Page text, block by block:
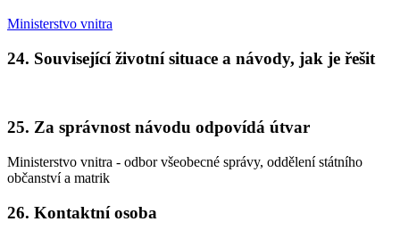
Ministerstvo vnitra
24. Související životní situace a návody, jak je řešit
25. Za správnost návodu odpovídá útvar
Ministerstvo vnitra - odbor všeobecné správy, oddělení státního
občanství a matrik
26. Kontaktní osoba